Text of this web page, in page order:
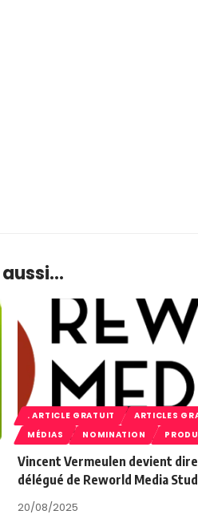
. ARTICLE GRATUIT
ARTICLES
MÉDIAS
NOMINATION
Vincent Vermeulen devient
délégué de Reworld Media
20/08/2025